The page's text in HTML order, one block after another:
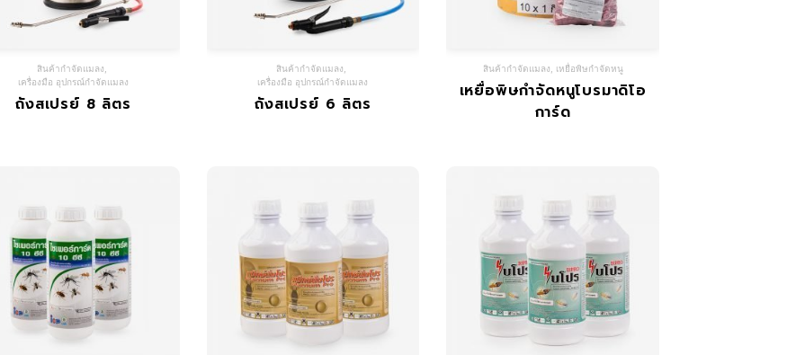
สินค้ากำจัดแมลง
เครื่องมือ อุปกรณ์กำจัดแมลง
ถังสเปรย์ 8 ลิตร
สินค้ากำจัดแมลง
เครื่องมือ อุปกรณ์กำจัดแมลง
ถังสเปรย์ 6 ลิตร
สินค้ากำจัดแมลง เหยื่อพิษกำจัดหนู
เหยื่อพิษกำจัดหนูโบรมาดิโอ
การ์ด